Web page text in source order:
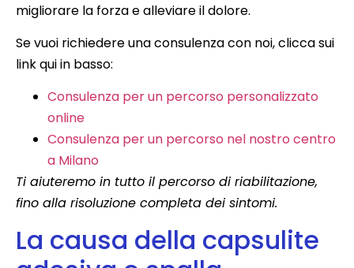
migliorare la forza e alleviare il dolore.
Se vuoi richiedere una consulenza con noi, clicca sui
link qui in basso:
Consulenza per un percorso personalizzato
online
Consulenza per un percorso nel nostro centro
a Milano
Ti aiuteremo in tutto il percorso di riabilitazione,
fino alla risoluzione completa dei sintomi.
La causa della capsulite